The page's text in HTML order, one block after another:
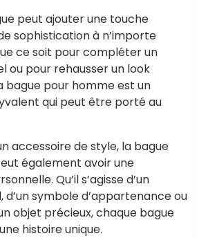
peut ajouter une touche
sophistication à n’importe
ce soit pour compléter un
ou pour rehausser un look
bague pour homme est un
qui peut être porté au
accessoire de style, la bague
également avoir une
Qu’il s’agisse d’un
d’un symbole d’appartenance ou
objet précieux, chaque bague
histoire unique.